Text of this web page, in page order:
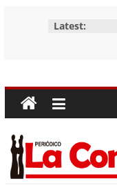
Latest:
La